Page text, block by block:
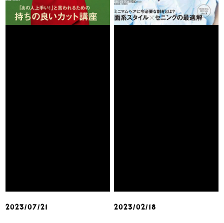
2023/07/21 2023/02/18